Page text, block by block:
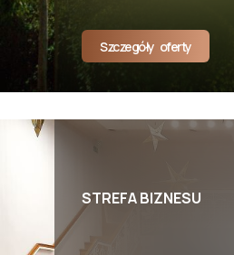
Szczegóły oferty
STREFA BIZNESU